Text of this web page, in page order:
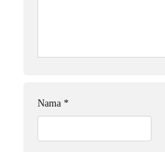
Nama *